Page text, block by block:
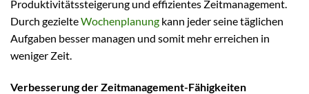
Produktivitätssteigerung und effizientes Zeitmanagement.
Durch gezielteWochenplanung kann jeder seine täglichen
Aufgaben besser managen und somit mehr erreichen in
weniger Zeit.
Verbesserung der Zeitmanagement-Fähigkeiten